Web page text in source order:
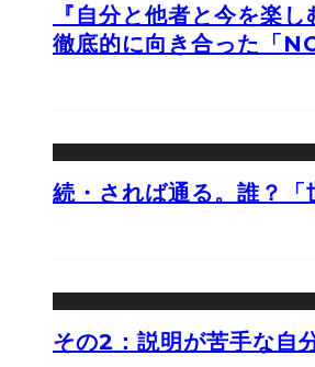
『自分と他者と今を楽
徹底的に向き合った「
続・されば通る。誰？
その2：説明が苦手な自